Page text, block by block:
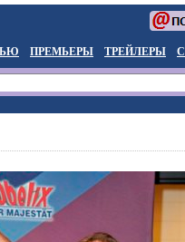
ПРЕМЬЕРЫ ТРЕЙЛЕРЫ